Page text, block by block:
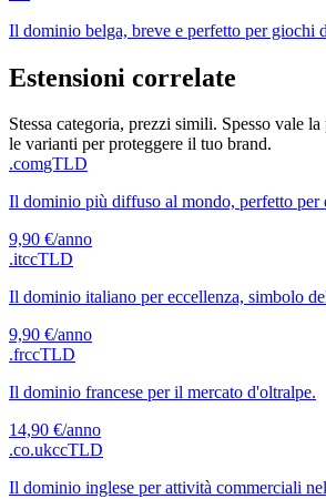
Il dominio belga, breve e perfetto per giochi
Estensioni correlate
Stessa categoria, prezzi simili. Spesso vale la
le varianti per proteggere il tuo brand.
.comgTLD
Il dominio più diffuso al mondo, perfetto per
9,90 €/anno
.itccTLD
Il dominio italiano per eccellenza, simbolo
9,90 €/anno
.frccTLD
Il dominio francese per il mercato d'oltralpe.
14,90 €/anno
.co.ukccTLD
Il dominio inglese per attività commerciali